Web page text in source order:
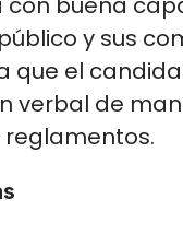
y sus
que el
verbal de